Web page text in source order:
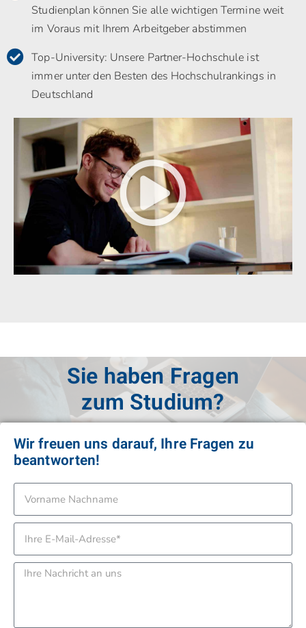
Studienplan können Sie alle wichtigen Termine weit
im Voraus mit Ihrem Arbeitgeber abstimmen
Top-University: Unsere Partner-Hochschule ist
immer unter den Besten des Hochschulrankings in
Deutschland
Sie haben Fragen
zur Anmeldung?
Wir freuen uns darauf, Ihre Fragen zu
beantworten!